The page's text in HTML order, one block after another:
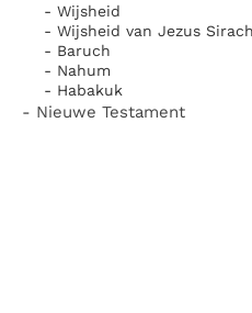
- Wijsheid
- Wijsheid van Jezus Sirach
- Baruch
- Nahum
- Habakuk
- Nieuwe Testament
De Israëlitische
van Farao over hen
mishandeld. Men
jullie vandaag en
hoeveelheid stenen
Toen gingen de
beklagen bij Farao en
Uw dienaren krijgen